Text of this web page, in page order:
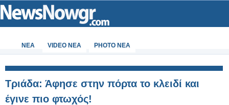
ΝΕΑ VIDEO NEA PHOTO NEA
Τριάδα: Άφησε στην πόρτα το κλειδί και
έγινε πιο φτωχός!